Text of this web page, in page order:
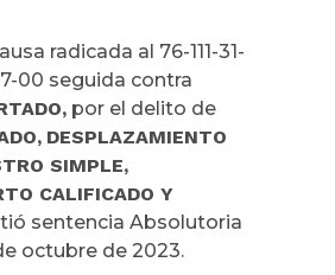
radicada al 76-111-31-
00 seguida contra
por el delito de
DESPLAZAMIENTO
SIMPLE,
CALIFICADO Y
sentencia Absolutoria
octubre de 2023.